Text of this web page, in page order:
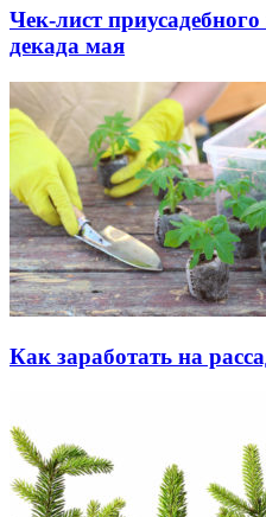
Чек-лист
декада мая
Как заработать на